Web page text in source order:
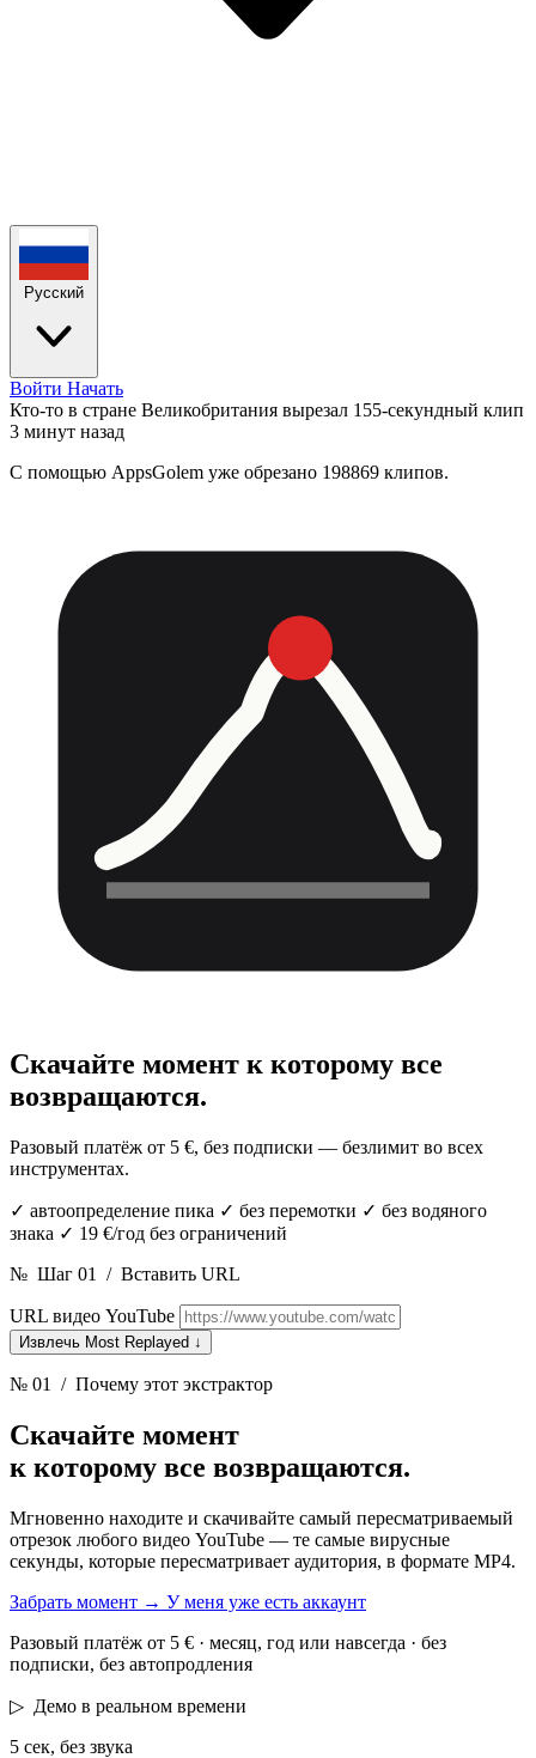
Русский
Войти Начать
Кто-то в стране Великобритания вырезал 155-секундный клип
3 минут назад
С помощью AppsGolem уже обрезано 198869 клипов.
Скачайте момент к которому все
возвращаются.
Разовый платёж от 5 €, без подписки — безлимит во всех
инструментах.
✓ автоопределение пика ✓ без перемотки ✓ без водяного
знака ✓ 19 €/год без ограничений
№ Шаг 01 / Вставить URL
URL видео YouTube
Извлечь Most Replayed ↓
№ 01 / Почему этот экстрактор
Скачайте момент
к которому все возвращаются.
Мгновенно находите и скачивайте самый пересматриваемый
отрезок любого видео YouTube — те самые вирусные
секунды, которые пересматривает аудитория, в формате MP4.
Забрать момент → У меня уже есть аккаунт
Разовый платёж от 5 € · месяц, год или навсегда · без
подписки, без автопродления
▷ Демо в реальном времени
5 сек, без звука